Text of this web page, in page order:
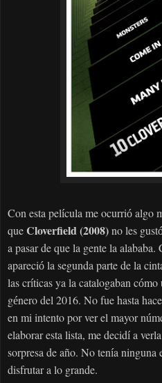
Con esta película me ocurrió algo
queCloverfield (2008)no les gust
a pasar de que la gente la
apareció la segunda parte de la
las críticas ya la catalogaban cómo
género del 2016. No fue hasta
en mi intento por ver el mayor nú
elaborar esta lista, me decidía
sorpresa de año. No tenía ninguna
disfrutar a lo grande.